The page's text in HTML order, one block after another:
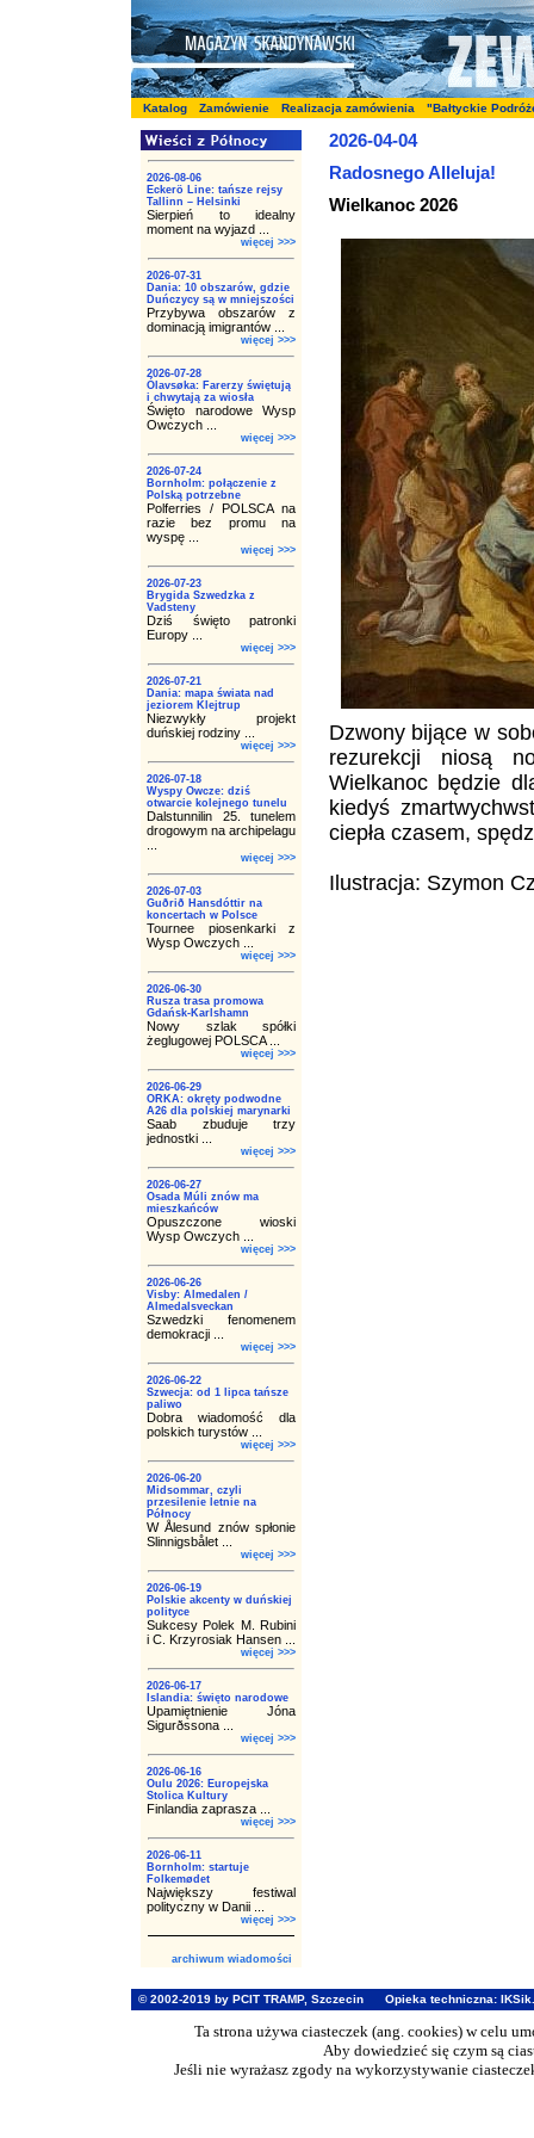
Katalog Zamówienie Realizacja zamówienia "Bałtyckie
2026-08-06
Eckerö Line: tańsze rejsy
Tallinn – Helsinki
Sierpień to idealny
moment na wyjazd ...
więcej >>>
2026-07-31
Dania: 10 obszarów, gdzie
Duńczycy są w mniejszości
Przybywa obszarów z
dominacją imigrantów ...
więcej >>>
2026-07-28
Ólavsøka: Farerzy świętują
i chwytają za wiosła
Święto narodowe Wysp
Owczych ...
więcej >>>
2026-07-24
Bornholm: połączenie z
Polską potrzebne
Polferries / POLSCA na
razie bez promu na
wyspę ...
więcej >>>
2026-07-23
Brygida Szwedzka z
Vadsteny
Dziś święto patronki
Europy ...
więcej >>>
2026-07-21
Dania: mapa świata nad
jeziorem Klejtrup
Niezwykły projekt
duńskiej rodziny ...
więcej >>>
2026-07-18
Wyspy Owcze: dziś
otwarcie kolejnego tunelu
Dalstunnilin 25. tunelem
drogowym na archipelagu
więcej >>>
2026-07-03
Guðrið Hansdóttir na
koncertach w Polsce
Tournee piosenkarki z
Wysp Owczych ...
więcej >>>
2026-06-30
Rusza trasa promowa
Gdańsk-Karlshamn
Nowy szlak spółki
żeglugowej POLSCA ...
więcej >>>
2026-06-29
ORKA: okręty podwodne
A26 dla polskiej marynarki
Saab zbuduje trzy
jednostki ...
więcej >>>
2026-06-27
Osada Múli znów ma
mieszkańców
Opuszczone wioski
Wysp Owczych ...
więcej >>>
2026-06-26
Visby: Almedalen /
Almedalsveckan
Szwedzki fenomenem
demokracji ...
więcej >>>
2026-06-22
Szwecja: od 1 lipca tańsze
paliwo
Dobra wiadomość dla
polskich turystów ...
więcej >>>
2026-06-20
Midsommar, czyli
przesilenie letnie na
Północy
W Ålesund znów spłonie
Slinnigsbålet ...
więcej >>>
2026-06-19
Polskie akcenty w duńskiej
polityce
Sukcesy Polek M. Rubini
i C. Krzyrosiak Hansen ...
więcej >>>
2026-06-17
Islandia: święto narodowe
Upamiętnienie Jóna
Sigurðssona ...
więcej >>>
2026-06-16
Oulu 2026: Europejska
Stolica Kultury
Finlandia zaprasza ...
więcej >>>
2026-06-11
Bornholm: startuje
Folkemødet
Największy festiwal
polityczny w Danii ...
więcej >>>
archiwum wiadomości
2026-04-04
Radosnego Alleluja!
Wielkanoc 2026
Dzwony bijące w
rezurekcji niosą
Wielkanoc będzie
kiedyś
ciepła czasem,
Ilustracja: Szymon
© 2002-2019 by PCIT TRAMP, Szczecin Opieka techniczna:
Ta strona używa ciasteczek (ang. cookies) w celu
Aby dowiedzieć się czym są
Jeśli nie wyrażasz zgody na wykorzystywanie